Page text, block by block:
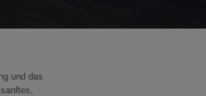
und das